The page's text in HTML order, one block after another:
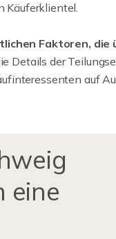
Käuferklientel.
Faktoren,
Details der
auf
eine